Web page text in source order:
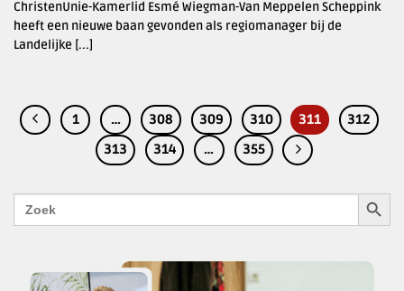
ChristenUnie-Kamerlid Esmé Wiegman-Van Meppelen Scheppink
heeft een nieuwe baan gevonden als regiomanager bij de
Landelijke [...]
1 … 308 309 310 311
312
313
314 … 355
Zoek
naar: